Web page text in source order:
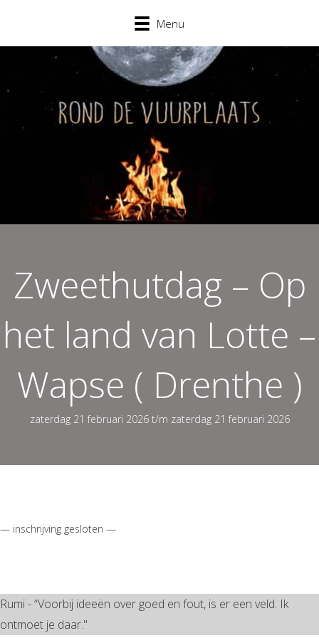
Menu
Zweethutdag – Op
het land van Lotte –
Wapse ( Drenthe )
zaterdag 21 februari 2026 t/m zaterdag 21 februari 2026
— inschrijving gesloten —
Rumi - “Voorbij ideeën over goed en fout, is er een veld. Ik
ontmoet je daar."